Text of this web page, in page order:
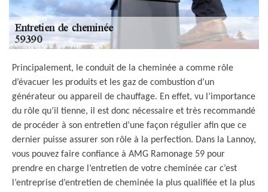
Principalement, le conduit de la cheminée a comme rôle
d’évacuer les produits et les gaz de combustion d’un
générateur ou appareil de chauffage. En effet, vu l’importance
du rôle qu’il tienne, il est donc nécessaire et très recommandé
de procéder à son entretien d’une façon régulier afin que ce
dernier puisse assurer son rôle à la perfection. Dans la Lannoy,
vous pouvez faire confiance à AMG Ramonage 59 pour
prendre en charge l’entretien de votre cheminée car c’est
l’entreprise d’entretien de cheminée la plus qualifiée et la plus